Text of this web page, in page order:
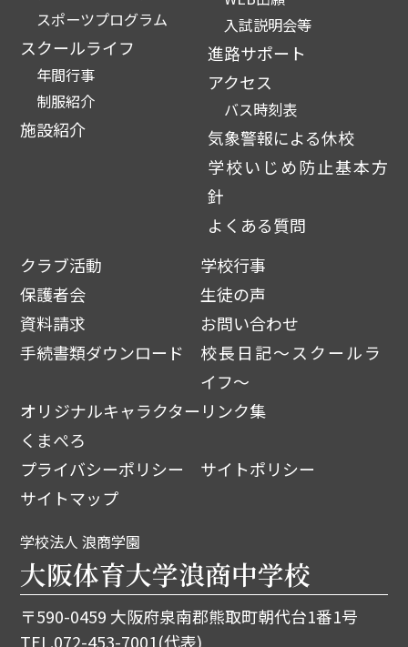
スポーツプログラム
スクールライフ
年間行事
制服紹介
施設紹介
入試説明会等
進路サポート
アクセス
バス時刻表
気象警報による休校
学校いじめ防止基本方
針
よくある質問
クラブ活動
学校行事
保護者会
生徒の声
資料請求
お問い合わせ
手続書類ダウンロード
校長日記～スクールラ
イフ～
オリジナルキャラクター
くまぺろ
リンク集
プライバシーポリシー
サイトポリシー
サイトマップ
学校法人 浪商学園
大阪体育大学浪商中学校
〒590-0459 大阪府泉南郡熊取町朝代台1番1号
TEL.072-453-7001(代表)